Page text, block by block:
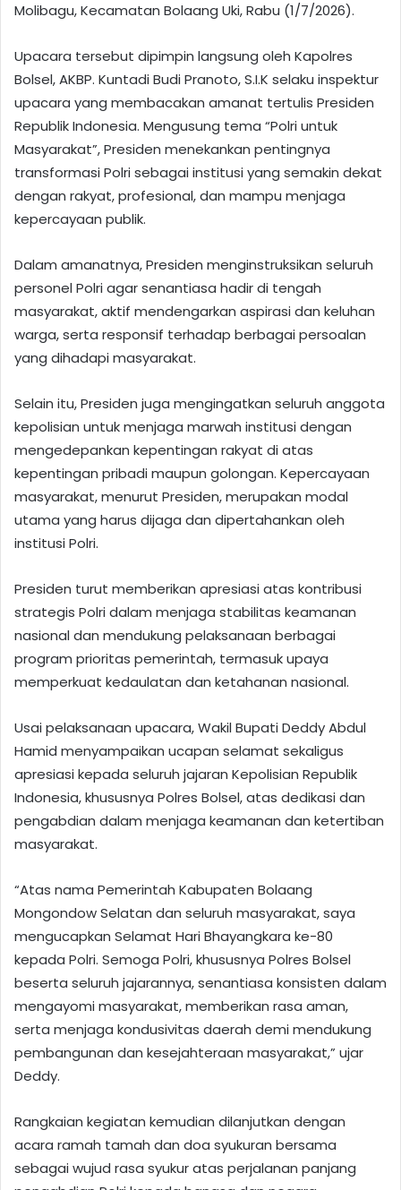
Molibagu, Kecamatan Bolaang Uki, Rabu (1/7/2026).
Upacara tersebut dipimpin langsung oleh Kapolres
Bolsel, AKBP. Kuntadi Budi Pranoto, S.I.K selaku inspektur
upacara yang membacakan amanat tertulis Presiden
Republik Indonesia. Mengusung tema “Polri untuk
Masyarakat”, Presiden menekankan pentingnya
transformasi Polri sebagai institusi yang semakin dekat
dengan rakyat, profesional, dan mampu menjaga
kepercayaan publik.
Dalam amanatnya, Presiden menginstruksikan seluruh
personel Polri agar senantiasa hadir di tengah
masyarakat, aktif mendengarkan aspirasi dan keluhan
warga, serta responsif terhadap berbagai persoalan
yang dihadapi masyarakat.
Selain itu, Presiden juga mengingatkan seluruh anggota
kepolisian untuk menjaga marwah institusi dengan
mengedepankan kepentingan rakyat di atas
kepentingan pribadi maupun golongan. Kepercayaan
masyarakat, menurut Presiden, merupakan modal
utama yang harus dijaga dan dipertahankan oleh
institusi Polri.
Presiden turut memberikan apresiasi atas kontribusi
strategis Polri dalam menjaga stabilitas keamanan
nasional dan mendukung pelaksanaan berbagai
program prioritas pemerintah, termasuk upaya
memperkuat kedaulatan dan ketahanan nasional.
Usai pelaksanaan upacara, Wakil Bupati Deddy Abdul
Hamid menyampaikan ucapan selamat sekaligus
apresiasi kepada seluruh jajaran Kepolisian Republik
Indonesia, khususnya Polres Bolsel, atas dedikasi dan
pengabdian dalam menjaga keamanan dan ketertiban
masyarakat.
“Atas nama Pemerintah Kabupaten Bolaang
Mongondow Selatan dan seluruh masyarakat, saya
mengucapkan Selamat Hari Bhayangkara ke-80
kepada Polri. Semoga Polri, khususnya Polres Bolsel
beserta seluruh jajarannya, senantiasa konsisten dalam
mengayomi masyarakat, memberikan rasa aman,
serta menjaga kondusivitas daerah demi mendukung
pembangunan dan kesejahteraan masyarakat,” ujar
Deddy.
Rangkaian kegiatan kemudian dilanjutkan dengan
acara ramah tamah dan doa syukuran bersama
sebagai wujud rasa syukur atas perjalanan panjang